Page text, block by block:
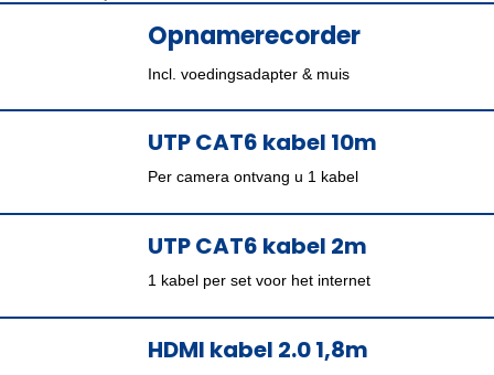
Opnamerecorder
Incl. voedingsadapter & muis
UTP CAT6 kabel 10m
Per camera ontvang u 1 kabel
UTP CAT6 kabel 2m
1 kabel per set voor het internet
HDMI kabel 2.0 1,8m